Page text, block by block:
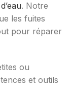
. Notre
les fuites
pour réparer
ou
et outils